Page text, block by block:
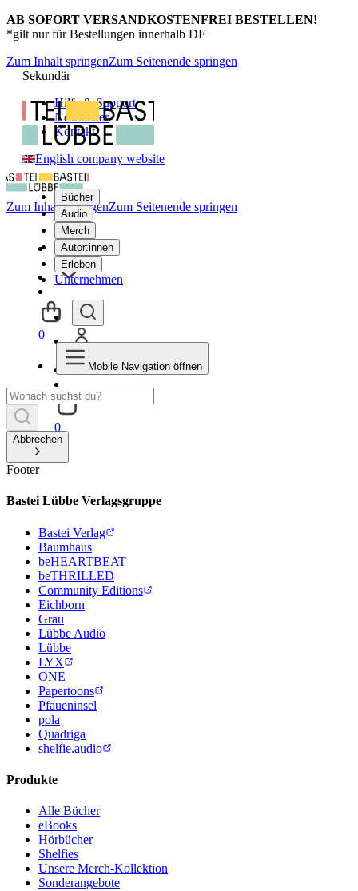
AB SOFORT VERSANDKOSTENFREI BESTELLEN!
*gilt nur für Bestellungen innerhalb DE
Zum Inhalt springenZum Seitenende springen
Sekundär
Hilfe & Support
Newsletter
Kontakt
English company website
Bücher
Audio
Merch
Autor:innen
Erleben
Unternehmen
0
Zum Inhalt springenZum Seitenende springen
0
Mobile Navigation öffnen
Abbrechen
Footer
Bastei Lübbe Verlagsgruppe
Bastei Verlag
Baumhaus
beHEARTBEAT
beTHRILLED
Community Editions
Eichborn
Grau
Lübbe Audio
Lübbe
LYX
ONE
Papertoons
Pfaueninsel
pola
Quadriga
shelfie.audio
Produkte
Alle Bücher
eBooks
Hörbücher
Shelfies
Unsere Merch-Kollektion
Sonderangebote